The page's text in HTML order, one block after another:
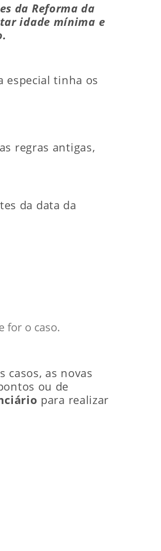
da Reforma da
idade mínima e
especial tinha os
regras antigas,
da data da
for o caso.
casos, as novas
ou de
para realizar